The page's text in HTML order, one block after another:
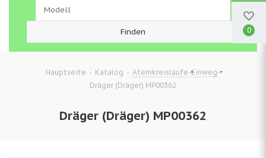
Hauptseite - Katalog - Atemkreisläufe-Einweg-
Dräger (Dräger) MP00362
Dräger (Dräger) MP00362
0